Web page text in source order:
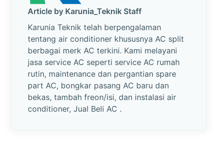
Article by Karunia_Teknik Staff
Karunia Teknik telah berpengalaman
tentang air conditioner khususnya AC split
berbagai merk AC terkini. Kami melayani
jasa service AC seperti service AC rumah
rutin, maintenance dan pergantian spare
part AC, bongkar pasang AC baru dan
bekas, tambah freon/isi, dan instalasi air
conditioner, Jual Beli AC .